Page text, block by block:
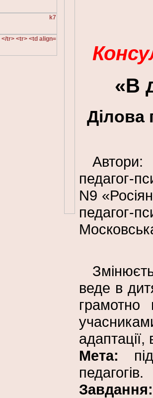
«В
Ділова
педагог-
N9
педагог-
веде в
грамотно
адаптації,
Мета:
педагогів.
Завдання: